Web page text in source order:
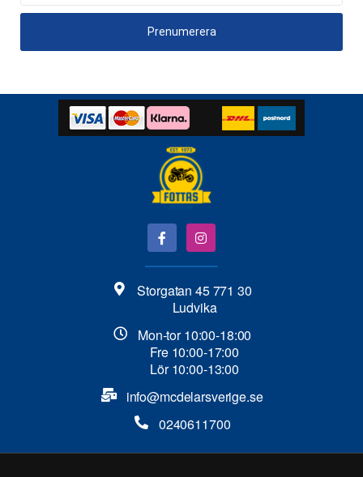
Prenumerera
Storgatan 45 771 30
Ludvika
Mon-tor 10:00-18:00
Fre 10:00-17:00
Lör 10:00-13:00
info@mcdelarsverige.se​
0240611700